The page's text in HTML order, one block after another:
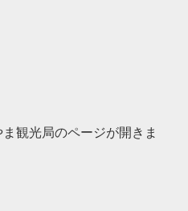
ま観光局のページが開きま